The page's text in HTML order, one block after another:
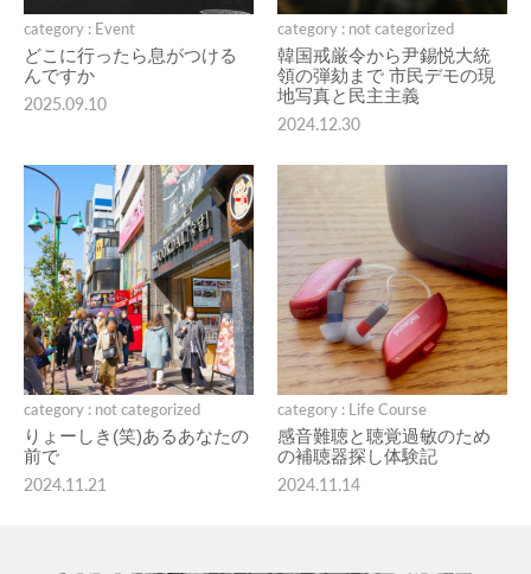
category : Event
どこに行ったら息がつける
んですか
2025.09.10
category : not categorized
韓国戒厳令から尹錫悦大統
領の弾劾まで 市民デモの現
地写真と民主主義
2024.12.30
category : not categorized
りょーしき(笑)あるあなたの
前で
2024.11.21
category : Life Course
感音難聴と聴覚過敏のため
の補聴器探し体験記
2024.11.14